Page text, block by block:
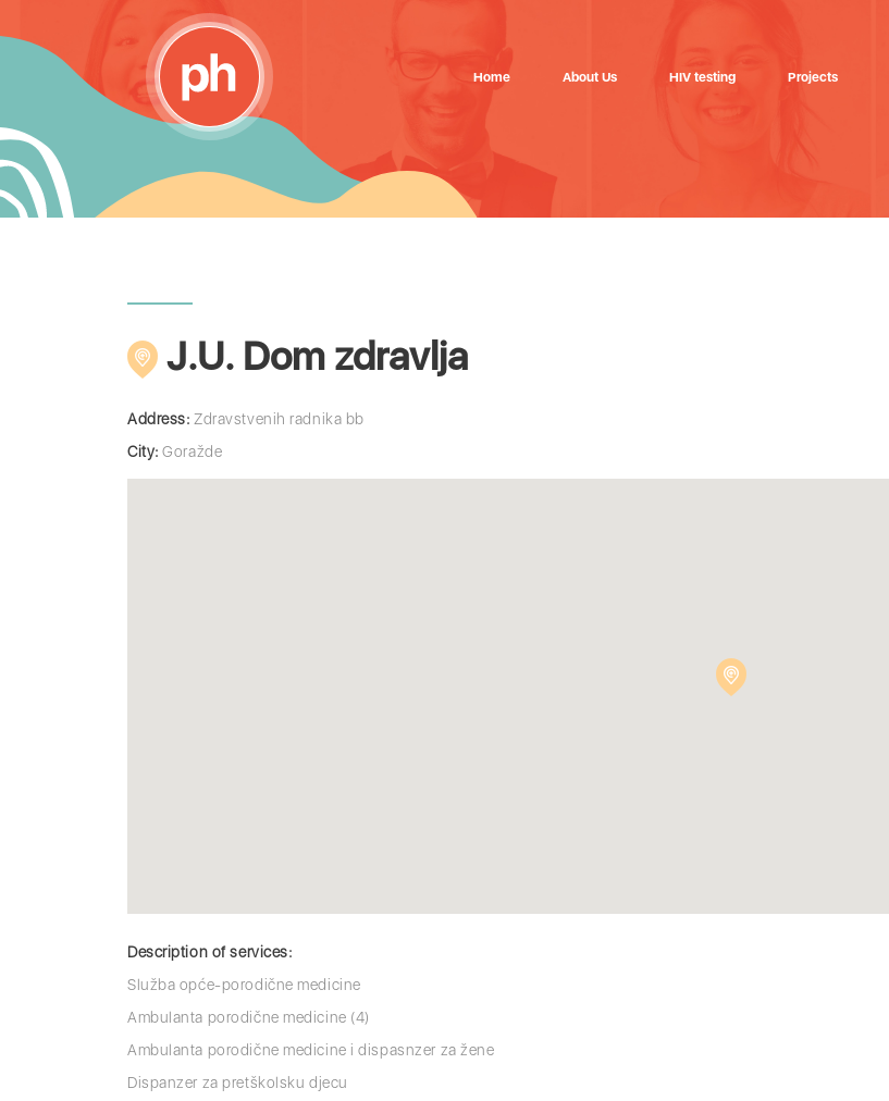
Home About Us HIV testing Projects
J.U. Dom zdravlja
Address: Zdravstvenih radnika bb
City: Goražde
Description of services:
Služba opće-porodične medicine
Ambulanta porodične medicine (4)
Ambulanta porodične medicine i dispasnzer za žene
Dispanzer za pretškolsku djecu